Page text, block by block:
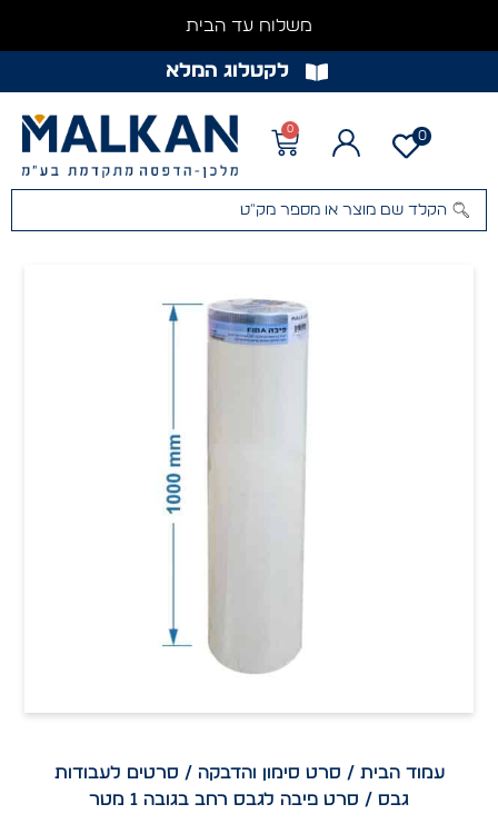
משלוח עד הבית
לקטלוג המלא
0
0
עמוד הבית/ סרט סימון והדבקה/ סרטים לעבודות
גבס/ סרט פיבה לגבס רחב בגובה 1 מטר